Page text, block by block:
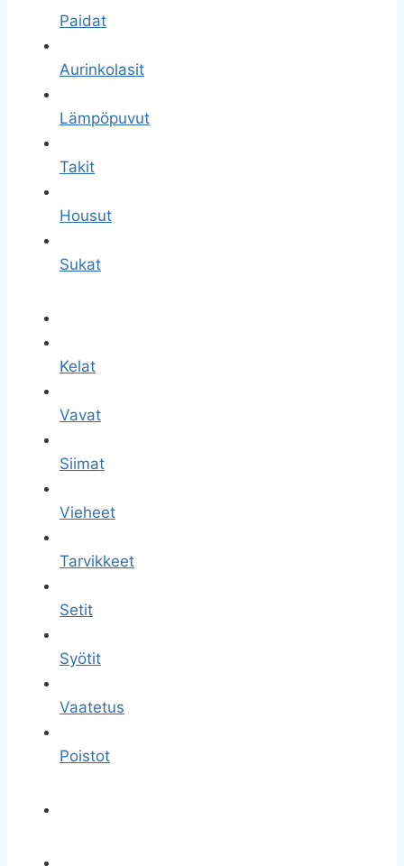
Paidat
Aurinkolasit
Lämpöpuvut
Takit
Housut
Sukat
Kelat
Vavat
Siimat
Vieheet
Tarvikkeet
Setit
Syötit
Vaatetus
Poistot